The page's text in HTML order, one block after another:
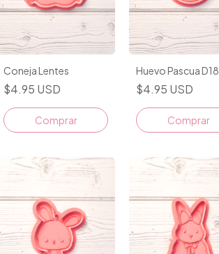
Coneja Lentes
$4.95 USD
Comprar
Huevo Pascua D18
$4.95 USD
Comprar